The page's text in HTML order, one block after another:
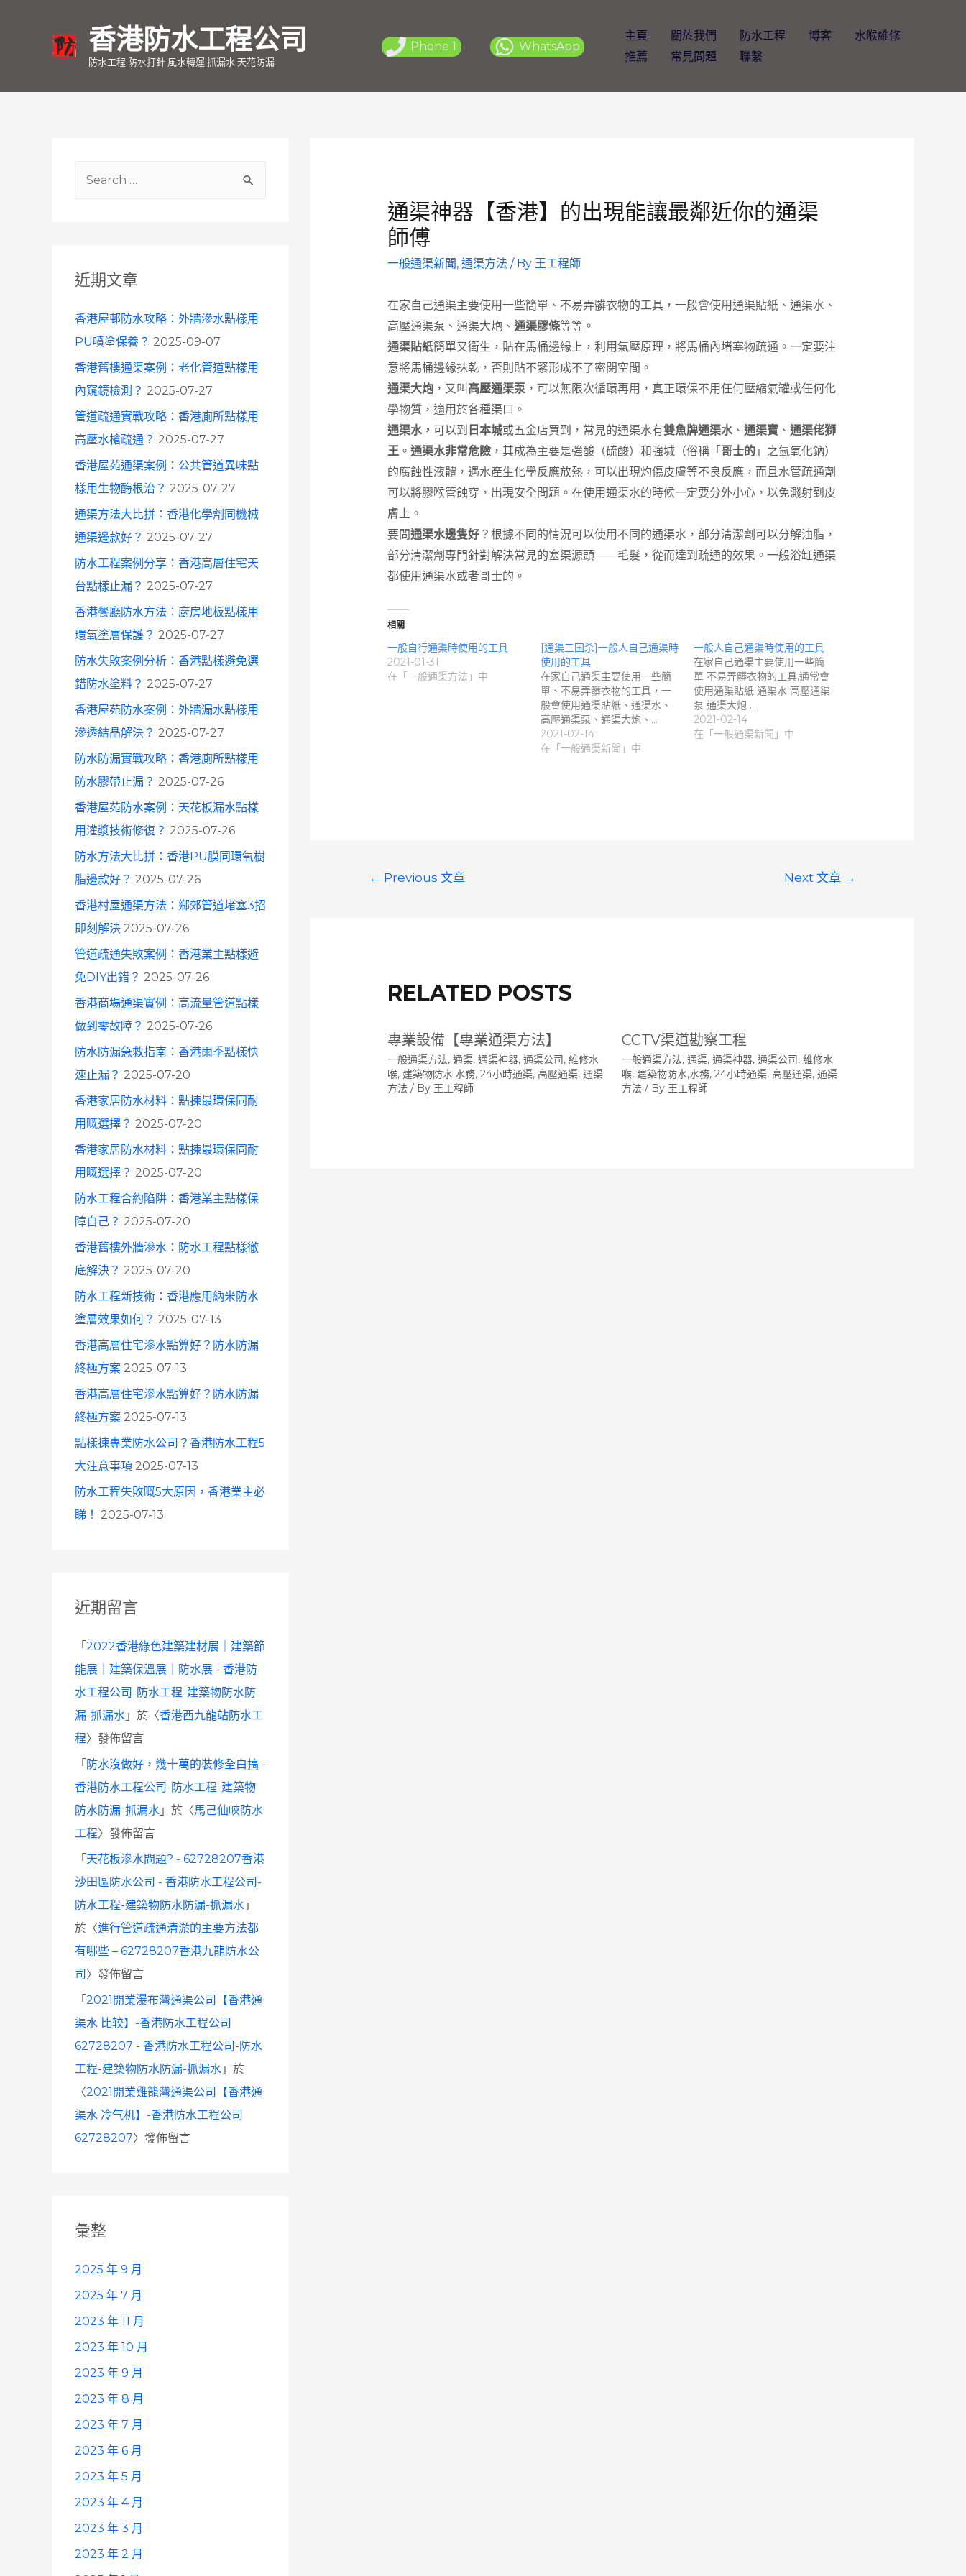
香港防水工程公司
防水工程 防水打針 風水轉運 抓漏水 天花防漏
Phone 1 WhatsApp
主頁 關於我們 防水工程 博客
水喉維修
推薦
常見問題 聯繫
h
近期文章
香港屋邨防水攻略：外牆滲水點樣用
PU噴塗保養？ 2025-09-07
香港舊樓通渠案例：老化管道點樣用
內窺鏡檢測？ 2025-07-27
管道疏通實戰攻略：香港廁所點樣用
高壓水槍疏通？ 2025-07-27
香港屋苑通渠案例：公共管道異味點
樣用生物酶根治？ 2025-07-27
通渠方法大比拼：香港化學劑同機械
通渠邊款好？ 2025-07-27
防水工程案例分享：香港高層住宅天
台點樣止漏？ 2025-07-27
香港餐廳防水方法：廚房地板點樣用
環氧塗層保護？ 2025-07-27
防水失敗案例分析：香港點樣避免選
錯防水塗料？ 2025-07-27
香港屋苑防水案例：外牆漏水點樣用
滲透結晶解決？ 2025-07-27
防水防漏實戰攻略：香港廁所點樣用
防水膠帶止漏？ 2025-07-26
香港屋苑防水案例：天花板漏水點樣
用灌漿技術修復？ 2025-07-26
防水方法大比拼：香港PU膜同環氧樹
脂邊款好？ 2025-07-26
香港村屋通渠方法：鄉郊管道堵塞3招
即刻解決 2025-07-26
管道疏通失敗案例：香港業主點樣避
免DIY出錯？ 2025-07-26
香港商場通渠實例：高流量管道點樣
做到零故障？ 2025-07-26
防水防漏急救指南：香港雨季點樣快
速止漏？ 2025-07-20
香港家居防水材料：點揀最環保同耐
用嘅選擇？ 2025-07-20
香港家居防水材料：點揀最環保同耐
用嘅選擇？ 2025-07-20
防水工程合約陷阱：香港業主點樣保
障自己？ 2025-07-20
香港舊樓外牆滲水：防水工程點樣徹
底解決？ 2025-07-20
防水工程新技術：香港應用納米防水
塗層效果如何？ 2025-07-13
香港高層住宅滲水點算好？防水防漏
終極方案 2025-07-13
香港高層住宅滲水點算好？防水防漏
終極方案 2025-07-13
點樣揀專業防水公司？香港防水工程5
大注意事項 2025-07-13
防水工程失敗嘅5大原因，香港業主必
睇！
2025-07-13
近期留言
「 2022香港綠色建築建材展｜建築節
能展｜建築保溫展｜防水展 - 香港防
水工程公司-防水工程-建築物防水防
漏-抓漏水 」於〈香港西九龍站防水工
程〉發佈留言
「 防水沒做好，幾十萬的裝修全白搞 -
香港防水工程公司-防水工程-建築物
防水防漏-抓漏水 」於〈馬己仙峽防水
工程〉發佈留言
「 天花板滲水問題? - 62728207香港
沙田區防水公司 - 香港防水工程公司-
防水工程-建築物防水防漏-抓漏水 」
於〈進行管道疏通清淤的主要方法都
有哪些 – 62728207香港九龍防水公
司 〉發佈留言
「 2021開業瀑布灣通渠公司【香港通
渠水 比较】-香港防水工程公司
62728207 - 香港防水工程公司-防水
工程-建築物防水防漏-抓漏水 」於
〈2021開業雞籠灣通渠公司【香港通
渠水 冷气机】-香港防水工程公司
62728207〉發佈留言
彙整
2025 年 9 月
2025 年 7 月
2023 年 11 月
2023 年 10 月
2023 年 9 月
2023 年 8 月
2023 年 7 月
2023 年 6 月
2023 年 5 月
2023 年 4 月
2023 年 3 月
2023 年 2 月
通渠神器【香港】的出現能讓最鄰近你的通渠
師傅
一般通渠新聞, 通渠方法 / By 王工程師
在家自己通渠主要使用一些簡單、不易弄髒衣物的工具，一般會使用通渠貼紙、通渠水、
高壓通渠泵、通渠大炮、 通渠膠條等等。
通渠貼紙簡單又衛生，貼在馬桶邊緣上，利用氣壓原理，將馬桶內堵塞物疏通。一定要注
意將馬桶邊緣抹乾，否則貼不緊形成不了密閉空間。
通渠大炮，又叫 高壓通渠泵，可以無限次循環再用，真正環保不用任何壓縮氣罐或任何化
學物質，適用於各種渠口。
通渠水， 可以到 日本城或五金店買到，常見的通渠水有雙魚牌通渠水、 通渠寶、 通渠佬獅
王。 通渠水非常危險，其成為主要是強酸（硫酸）和強堿（俗稱「 哥士的」之氫氧化鈉）
的腐蝕性液體，遇水產生化學反應放熱，可以出現灼傷皮膚等不良反應，而且水管疏通劑
可以將膠喉管蝕穿，出現安全問題。在使用通渠水的時候一定要分外小心，以免濺射到皮
膚上。
要問通渠水邊隻好？根據不同的情況可以使用不同的通渠水，部分清潔劑可以分解油脂，
部分清潔劑專門針對解決常見的塞渠源頭——毛髮，從而達到疏通的效果。一般浴缸通渠
都使用通渠水或者哥士的。
相關
一般自行通渠時使用的工具
2021-01-31
在「一般通渠方法」中
[通渠三国杀]一般人自己通渠時
使用的工具
在家自己通渠主要使用一些簡
單、不易弄髒衣物的工具，一
般會使用通渠貼紙、通渠水、
高壓通渠泵、通渠大炮、…
2021-02-14
在「一般通渠新聞」中
一般人自己通渠時使用的工具
在家自己通渠主要使用一些簡
單 不易弄髒衣物的工具,通常會
使用通渠貼紙 通渠水 高壓通渠
泵 通渠大炮 …
2021-02-14
在「一般通渠新聞」中
← Previous 文章 Next 文章 →
RELATED POSTS
專業設備【專業通渠方法】
一般通渠方法, 通渠, 通渠神器, 通渠公司, 維修水
喉, 建築物防水,水務, 24小時通渠, 高壓通渠, 通渠
方法 / By 王工程師
CCTV渠道勘察工程
一般通渠方法, 通渠, 通渠神器, 通渠公司, 維修水
喉, 建築物防水,水務, 24小時通渠, 高壓通渠, 通渠
方法 / By 王工程師